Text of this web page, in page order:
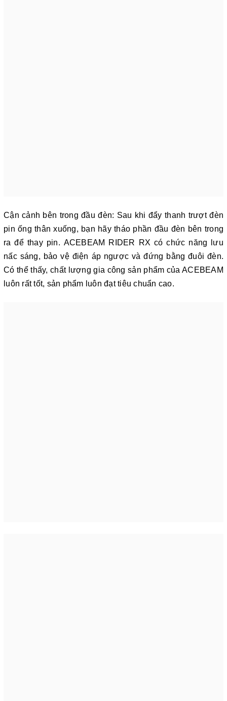
Cận cảnh bên trong đầu đèn: Sau khi đẩy thanh trượt đèn
pin ống thân xuống, bạn hãy tháo phần đầu đèn bên trong
ra để thay pin. ACEBEAM RIDER RX có chức năng lưu
nấc sáng, bảo vệ điện áp ngược và đứng bằng đuôi đèn.
Có thể thấy, chất lượng gia công sản phẩm của ACEBEAM
luôn rất tốt, sản phẩm luôn đạt tiêu chuẩn cao.